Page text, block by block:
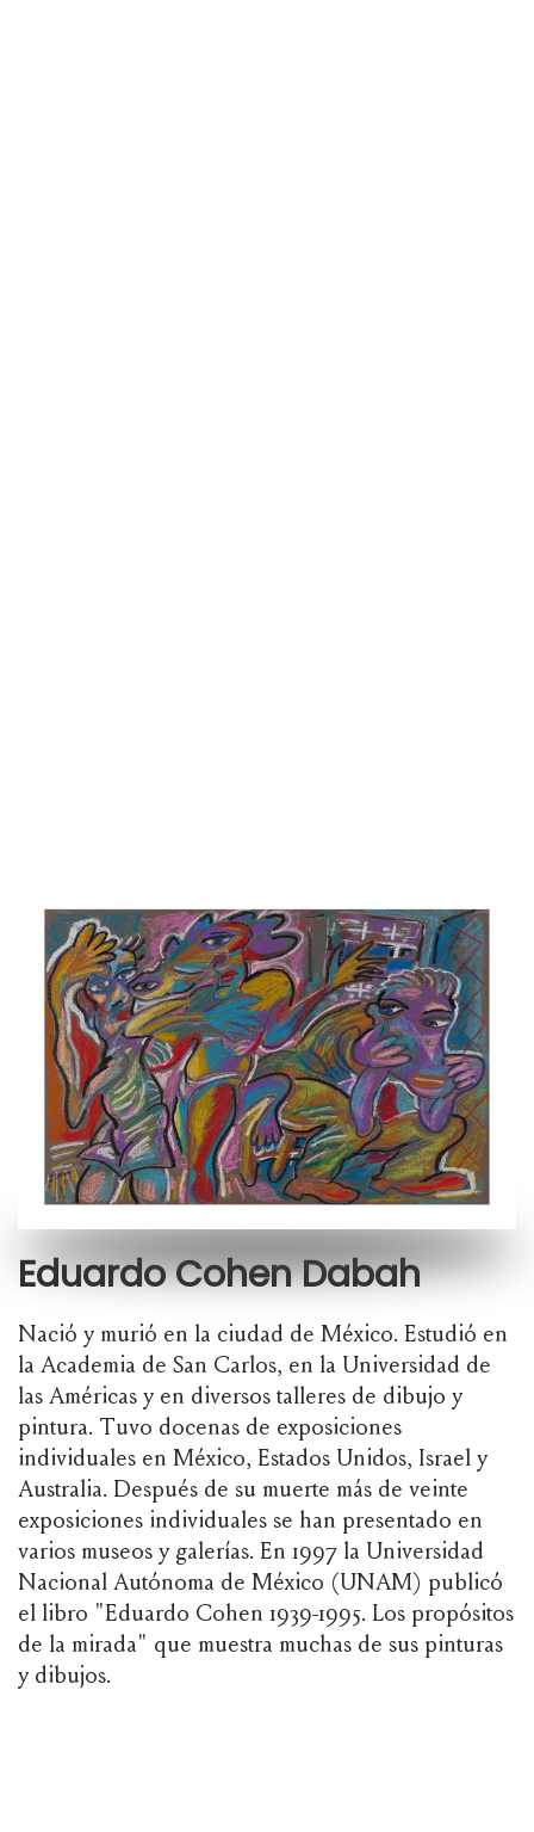
Eduardo Cohen Dabah
Nació y murió en la ciudad de México. Estudió en
la Academia de San Carlos, en la Universidad de
las Américas y en diversos talleres de dibujo y
pintura. Tuvo docenas de exposiciones
individuales en México, Estados Unidos, Israel y
Australia. Después de su muerte más de veinte
exposiciones individuales se han presentado en
varios museos y galerías. En 1997 la Universidad
Nacional Autónoma de México (UNAM) publicó
el libro "Eduardo Cohen 1939-1995. Los propósitos
de la mirada" que muestra muchas de sus pinturas
y dibujos.